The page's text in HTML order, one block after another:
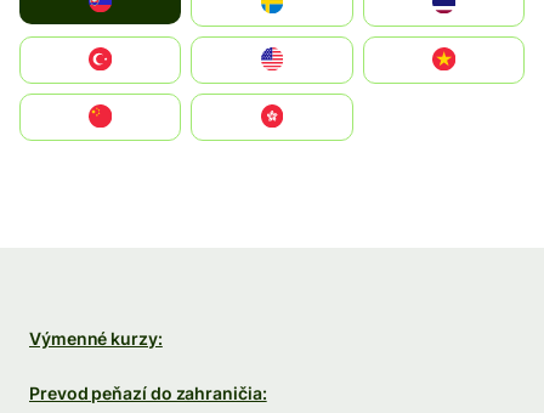
United States
中國香港特別行政區
Výmenné kurzy:
Prevod peňazí do zahraničia: